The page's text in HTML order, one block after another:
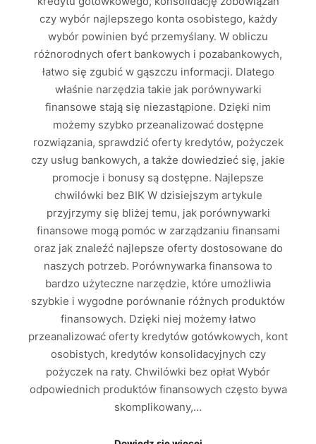
czy wybór najlepszego konta osobistego, każdy
wybór powinien być przemyślany. W obliczu
różnorodnych ofert bankowych i pozabankowych,
łatwo się zgubić w gąszczu informacji. Dlatego
właśnie narzędzia takie jak porównywarki
finansowe stają się niezastąpione. Dzięki nim
możemy szybko przeanalizować dostępne
rozwiązania, sprawdzić oferty kredytów, pożyczek
czy usług bankowych, a także dowiedzieć się, jakie
promocje i bonusy są dostępne. Najlepsze
chwilówki bez BIK W dzisiejszym artykule
przyjrzymy się bliżej temu, jak porównywarki
finansowe mogą pomóc w zarządzaniu finansami
oraz jak znaleźć najlepsze oferty dostosowane do
naszych potrzeb. Porównywarka finansowa to
bardzo użyteczne narzędzie, które umożliwia
szybkie i wygodne porównanie różnych produktów
finansowych. Dzięki niej możemy łatwo
przeanalizować oferty kredytów gotówkowych, kont
osobistych, kredytów konsolidacyjnych czy
pożyczek na raty. Chwilówki bez opłat Wybór
odpowiednich produktów finansowych często bywa
skomplikowany,…